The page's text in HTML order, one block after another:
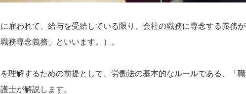
雇われて、給与を受給している限り、会社の職務に専念する義務が
務専念義務」といいます。）。
理解するための前提として、労働法の基本的なルールである、「職
士が解説します。